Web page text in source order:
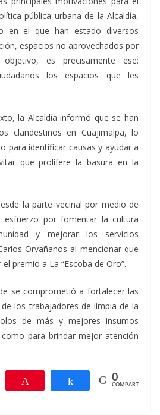
pública urbana de la Alcaldía,
en el que han estado diversos
espacios no aprovechados por
es precisamente ese:
los espacios que les
la Alcaldía informó que se han
clandestinos en Cuajimalpa, lo
para identificar causas y ayudar a
que prolifere la basura en la
la parte vecinal por medio de
esfuerzo por fomentar la cultura
y mejorar los servicios
Orvañanos al mencionar que
premio a La “Escoba de Oro”.
se comprometió a fortalecer las
los trabajadores de limpia de la
de más y mejores insumos
para brindar mejor atención
Compartir
0
COMPARTIR